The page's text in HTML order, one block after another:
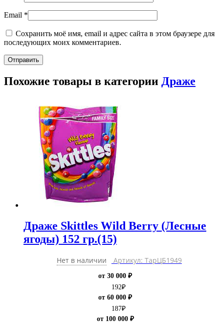
Email *
Сохранить моё имя, email и адрес сайта в этом браузере для
последующих моих комментариев.
Похожие товары в категории Драже
Драже Skittles Wild Berry (Лесные
ягоды) 152 гр.(15)
Нет в наличии Артикул: ТарЦБ1949
от 30 000 ₽
192₽
от 60 000 ₽
187₽
от 100 000 ₽